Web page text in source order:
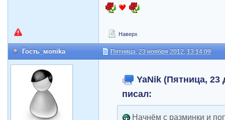
Наверх
Гость_мonika Пятница, 23 ноября 2012, 13:14:09
YaNik (Пятница, 23
писал:
Начнём с разминки и